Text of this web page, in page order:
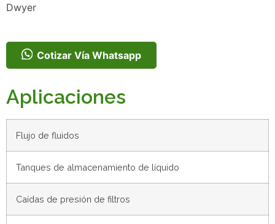
Dwyer
Cotizar Vía Whatsapp
Aplicaciones
Flujo de fluidos
Tanques de almacenamiento de líquido
Caídas de presión de filtros